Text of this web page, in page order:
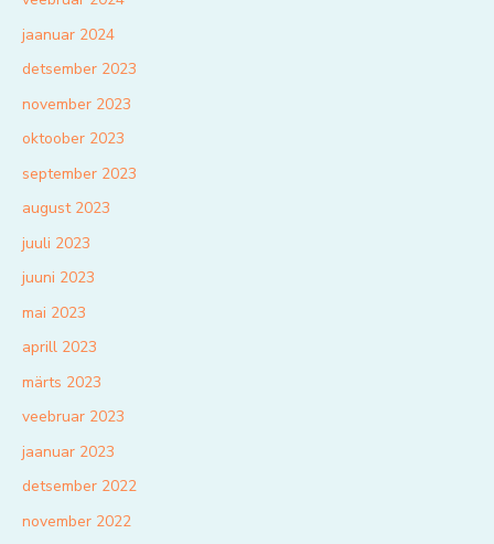
jaanuar 2024
detsember 2023
november 2023
oktoober 2023
september 2023
august 2023
juuli 2023
juuni 2023
mai 2023
aprill 2023
märts 2023
veebruar 2023
jaanuar 2023
detsember 2022
november 2022